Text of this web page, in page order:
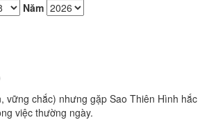
Năm
vững chắc) nhưng gặp Sao Thiên Hình hắc
việc thường ngày.